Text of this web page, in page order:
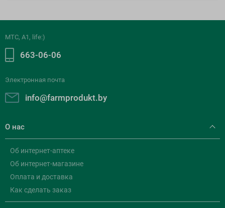
МТС, A1, life:)
663-06-06
Электронная почта
info@farmprodukt.by
О нас
Об интернет-аптеке
Об интернет-магазине
Оплата и доставка
Как сделать заказ